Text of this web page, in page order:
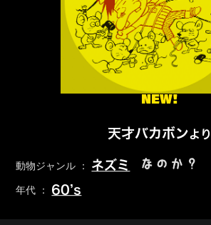
NEW!
天才バカボンより
動物ジャンル ： ネズミ なのか？
年代 ： 60’s